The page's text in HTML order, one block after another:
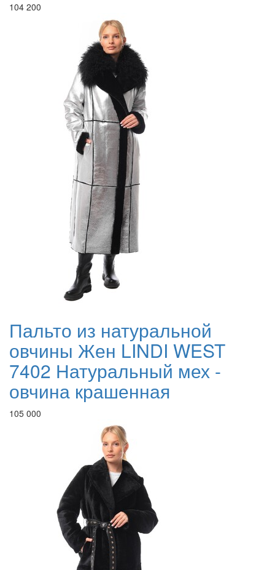
104 200
Пальто из натуральной
овчины Жен LINDI WEST
7402 Натуральный мех -
овчина крашенная
105 000